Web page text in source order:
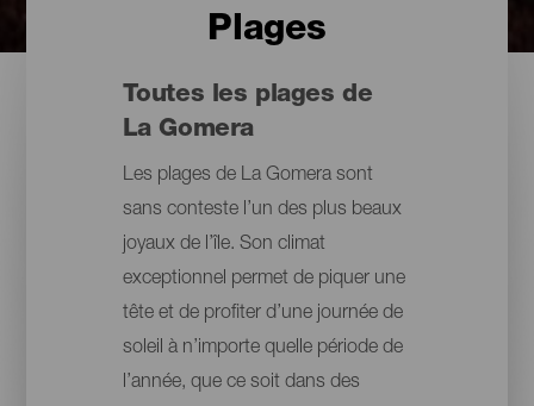
Plages
Toutes les plages de
La Gomera
Les plages de La Gomera sont
sans conteste l’un des plus beaux
joyaux de l’île. Son climat
exceptionnel permet de piquer une
tête et de profiter d’une journée de
soleil à n’importe quelle période de
l’année, que ce soit dans des